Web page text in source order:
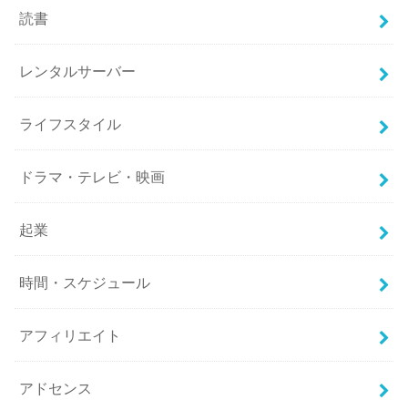
読書
レンタルサーバー
ライフスタイル
ドラマ・テレビ・映画
起業
時間・スケジュール
アフィリエイト
アドセンス